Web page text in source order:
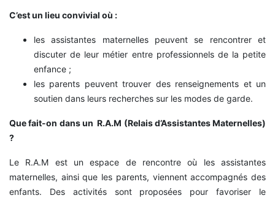
C’est un lieu convivial où :
les assistantes maternelles peuvent se rencontrer et
discuter de leur métier entre professionnels de la petite
enfance ;
les parents peuvent trouver des renseignements et un
soutien dans leurs recherches sur les modes de garde.
Que fait-on dans un R.A.M (Relais d’Assistantes Maternelles)
?
Le R.A.M est un espace de rencontre où les assistantes
maternelles, ainsi que les parents, viennent accompagnés des
enfants. Des activités sont proposées pour favoriser le